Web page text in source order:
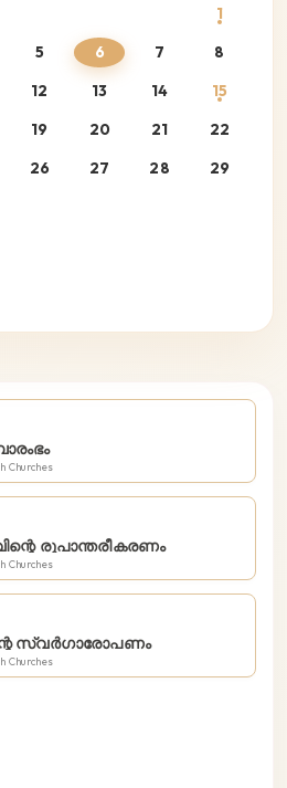
1
5 6 7
8
12 13 14
15
19 20 21
22
26 27 28
29
Churches
രൂപാന്തരീകരണം
Churches
സ്വര്‍ഗാരോപണം
Churches